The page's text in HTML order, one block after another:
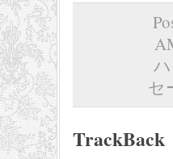
セ
TrackBack